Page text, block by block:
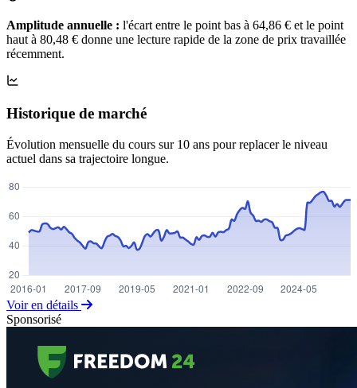
Amplitude annuelle : l'écart entre le point bas à 64,86 € et le point
haut à 80,48 € donne une lecture rapide de la zone de prix travaillée
récemment.
Historique de marché
Évolution mensuelle du cours sur 10 ans pour replacer le niveau
actuel dans sa trajectoire longue.
Voir en détails
Sponsorisé